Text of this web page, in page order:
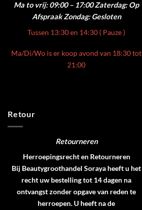
Ma to vrij: 09:00 – 17:00 Zaterdag: Op
Afspraak Zondag: Gesloten
Tussen 13:30 en 14:30 ( Pauze )
Ma/Di/Wo is er koop avond van 18:30 tot
21:00
Retour
Retourneren
Herroepingsrecht en Retourneren
Bij Beautygroothandel Soraya heeft u het
recht uw bestelling tot 14 dagen na
ontvangst zonder opgave van reden te
herroepen. U heeft na de